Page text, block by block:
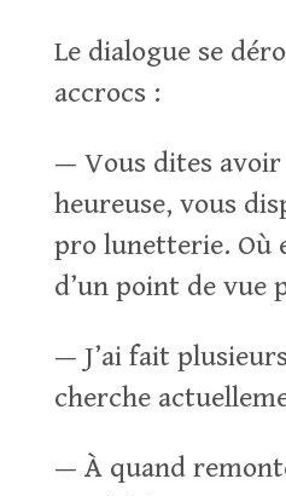
Le dialogue se
accrocs :
— Vous dites avoir
heureuse, vous
pro lunetterie. Où
d’un point de vue
— J’ai fait
cherche
— À quand